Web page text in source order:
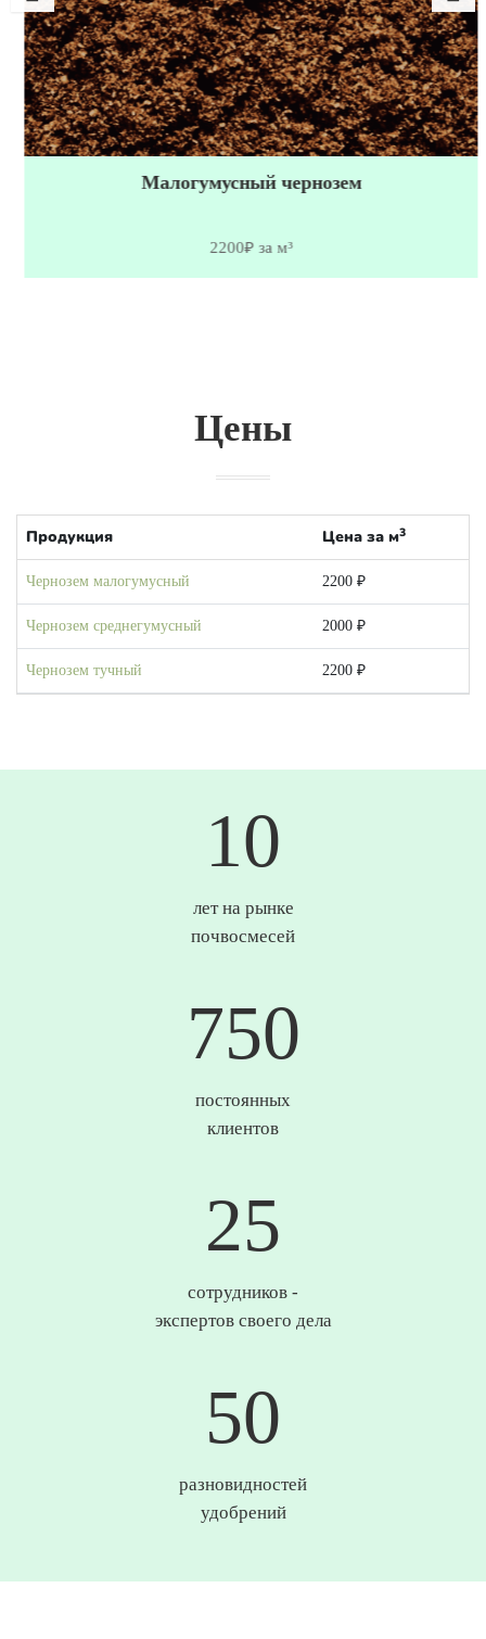
Малогумусный чернозем
2200₽ за м³
Цены
Продукция Цена за м3
Чернозем малогумусный 2200 ₽
Чернозем среднегумусный 2000 ₽
Чернозем тучный 2200 ₽
10
лет на рынке
почвосмесей
750
постоянных
клиентов
25
сотрудников -
экспертов своего дела
50
разновидностей
удобрений